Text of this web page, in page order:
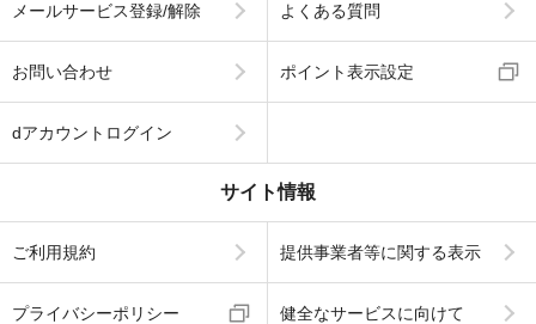
メールサービス登録/解除 よくある質問
お問い合わせ ポイント表示設定
dアカウントログイン
サイト情報
ご利用規約 提供事業者等に関する表示
プライバシーポリシー 健全なサービスに向けて